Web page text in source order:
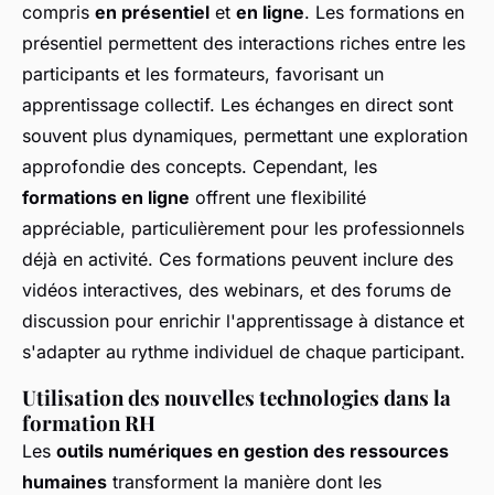
compris en présentiel et en ligne. Les formations en
présentiel permettent des interactions riches entre les
participants et les formateurs, favorisant un
apprentissage collectif. Les échanges en direct sont
souvent plus dynamiques, permettant une exploration
approfondie des concepts. Cependant, les
formations en ligne offrent une flexibilité
appréciable, particulièrement pour les professionnels
déjà en activité. Ces formations peuvent inclure des
vidéos interactives, des webinars, et des forums de
discussion pour enrichir l'apprentissage à distance et
s'adapter au rythme individuel de chaque participant.
Utilisation des nouvelles technologies dans la
formation RH
Les outils numériques en gestion des ressources
humaines transforment la manière dont les